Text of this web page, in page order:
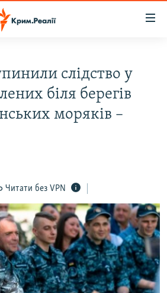
слідство у
біля берегів
моряків –
Читати без VPN